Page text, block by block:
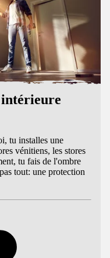
tu installes une
vénitiens, les stores
tu fais de l'ombre
tout: une protection